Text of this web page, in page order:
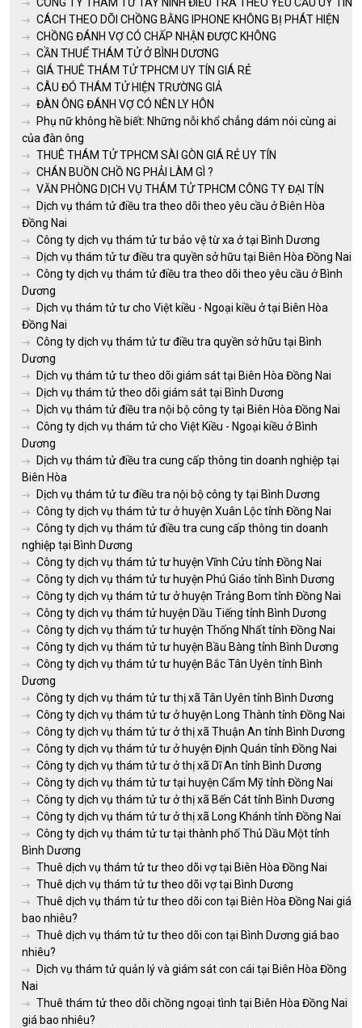
CÁCH THEO DÕI CHỒNG BẰNG IPHONE KHÔNG BỊ PHÁT HIỆN
CHỒNG ĐÁNH VỢ CÓ CHẤP NHẬN ĐƯỢC KHÔNG
CẦN THUỂ THÁM TỬ Ở BÌNH DƯƠNG
GIÁ THUÊ THÁM TỬ TPHCM UY TÍN GIÁ RẺ
CÂU ĐÓ THÁM TỬ HIỆN TRƯỜNG GIẢ
ĐÀN ÔNG ĐÁNH VỢ CÓ NÊN LY HÔN
Phụ nữ không hề biết: Những nỗi khổ chẳng dám nói cùng ai
của đàn ông
THUÊ THÁM TỬ TPHCM SÀI GÒN GIÁ RẺ UY TÍN
CHÁN BUỒN CHỒ NG PHẢI LÀM GÌ ?
VĂN PHÒNG DỊCH VỤ THÁM TỬ TPHCM CÔNG TY ĐẠI TÍN
Dịch vụ thám tử điều tra theo dõi theo yêu cầu ở Biên Hòa
Đồng Nai
Công ty dịch vụ thám tử tư bảo vệ từ xa ở tại Bình Dương
Dịch vụ thám tử tư điều tra quyền sở hữu tại Biên Hòa Đồng Nai
Công ty dịch vụ thám tử điều tra theo dõi theo yêu cầu ở Bình
Dương
Dịch vụ thám tử tư cho Việt kiều - Ngoại kiều ở tại Biên Hòa
Đồng Nai
Công ty dịch vụ thám tử tư điều tra quyền sở hữu tại Bình
Dương
Dịch vụ thám tử tư theo dõi giám sát tại Biên Hòa Đồng Nai
Dịch vụ thám tử theo dõi giám sát tại Bình Dương
Dịch vụ thám tử điều tra nội bộ công ty tại Biên Hòa Đồng Nai
Công ty dịch vụ thám tử cho Việt Kiều - Ngoại kiều ở Bình
Dương
Dịch vụ thám tử điều tra cung cấp thông tin doanh nghiệp tại
Biên Hòa
Dịch vụ thám tử tư điều tra nội bộ công ty tại Bình Dương
Công ty dịch vụ thám tử tư ở huyện Xuân Lộc tỉnh Đồng Nai
Công ty dịch vụ thám tử điều tra cung cấp thông tin doanh
nghiệp tại Bình Dương
Công ty dịch vụ thám tử tư huyện Vĩnh Cửu tỉnh Đồng Nai
Công ty dịch vụ thám tử tư huyện Phú Giáo tỉnh Bình Dương
Công ty dịch vụ thám tử tư ở huyện Trảng Bom tỉnh Đồng Nai
Công ty dịch vụ thám tử huyện Dầu Tiếng tỉnh Bình Dương
Công ty dịch vụ thám tử tư huyện Thống Nhất tỉnh Đồng Nai
Công ty dịch vụ thám tử tư huyện Bầu Bàng tỉnh Bình Dương
Công ty dịch vụ thám tử tư huyện Bắc Tân Uyên tỉnh Bình
Dương
Công ty dịch vụ thám tử tư thị xã Tân Uyên tỉnh Bình Dương
Công ty dịch vụ thám tử tư ở huyện Long Thành tỉnh Đồng Nai
Công ty dịch vụ thám tử tư ở thị xã Thuận An tỉnh Bình Dương
Công ty dịch vụ thám tử tư ở huyện Định Quán tỉnh Đồng Nai
Công ty dịch vụ thám tử tư ở thị xã Dĩ An tỉnh Bình Dương
Công ty dịch vụ thám tử tư tại huyện Cẩm Mỹ tỉnh Đồng Nai
Công ty dịch vụ thám tử tư ở thị xã Bến Cát tỉnh Bình Dương
Công ty dịch vụ thám tử tư ở thị xã Long Khánh tỉnh Đồng Nai
Công ty dịch vụ thám tử tư tại thành phố Thủ Dầu Một tỉnh
Bình Dương
Thuê dịch vụ thám tử tư theo dõi vợ tại Biên Hòa Đồng Nai
Thuê dịch vụ thám tử tư theo dõi vợ tại Bình Dương
Thuê dịch vụ thám tử tư theo dõi con tại Biên Hòa Đồng Nai giá
bao nhiêu?
Thuê dịch vụ thám tử tư theo dõi con tại Bình Dương giá bao
nhiêu?
Dịch vụ thám tử quản lý và giám sát con cái tại Biên Hòa Đồng
Nai
Thuê thám tử theo dõi chồng ngoại tình tại Biên Hòa Đồng Nai
giá bao nhiêu?